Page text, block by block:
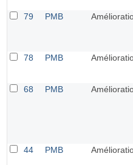
79 PMB
78
PMB
68 PMB
44
PMB